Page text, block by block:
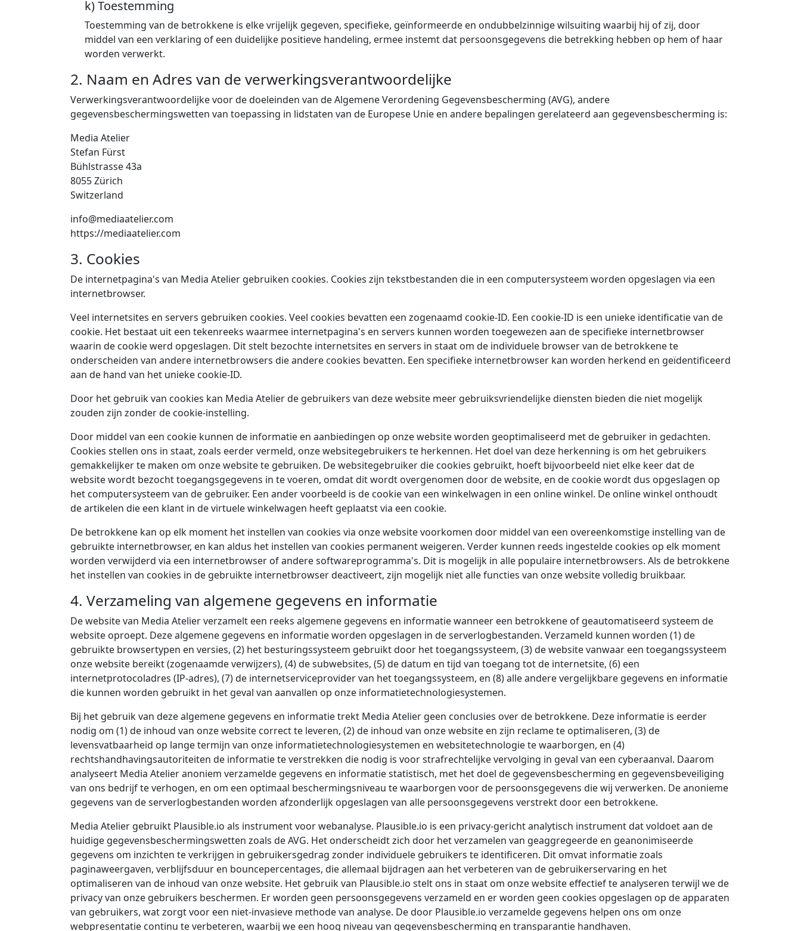
k) Toestemming
Toestemming van de betrokkene is elke vrijelijk gegeven, specifieke, geïnformeerde en ondubbelzinnige wilsuiting waarbij hij of zij, door
middel van een verklaring of een duidelijke positieve handeling, ermee instemt dat persoonsgegevens die betrekking hebben op hem of haar
worden verwerkt.
2. Naam en Adres van de verwerkingsverantwoordelijke
Verwerkingsverantwoordelijke voor de doeleinden van de Algemene Verordening Gegevensbescherming (AVG), andere
gegevensbeschermingswetten van toepassing in lidstaten van de Europese Unie en andere bepalingen gerelateerd aan gegevensbescherming is:
Media Atelier
Stefan Fürst
Bühlstrasse 43a
8055 Zürich
Switzerland
info@mediaatelier.com
https://mediaatelier.com
3. Cookies
De internetpagina's van Media Atelier gebruiken cookies. Cookies zijn tekstbestanden die in een computersysteem worden opgeslagen via een
internetbrowser.
Veel internetsites en servers gebruiken cookies. Veel cookies bevatten een zogenaamd cookie-ID. Een cookie-ID is een unieke identificatie van de
cookie. Het bestaat uit een tekenreeks waarmee internetpagina's en servers kunnen worden toegewezen aan de specifieke internetbrowser
waarin de cookie werd opgeslagen. Dit stelt bezochte internetsites en servers in staat om de individuele browser van de betrokkene te
onderscheiden van andere internetbrowsers die andere cookies bevatten. Een specifieke internetbrowser kan worden herkend en geïdentificeerd
aan de hand van het unieke cookie-ID.
Door het gebruik van cookies kan Media Atelier de gebruikers van deze website meer gebruiksvriendelijke diensten bieden die niet mogelijk
zouden zijn zonder de cookie-instelling.
Door middel van een cookie kunnen de informatie en aanbiedingen op onze website worden geoptimaliseerd met de gebruiker in gedachten.
Cookies stellen ons in staat, zoals eerder vermeld, onze websitegebruikers te herkennen. Het doel van deze herkenning is om het gebruikers
gemakkelijker te maken om onze website te gebruiken. De websitegebruiker die cookies gebruikt, hoeft bijvoorbeeld niet elke keer dat de
website wordt bezocht toegangsgegevens in te voeren, omdat dit wordt overgenomen door de website, en de cookie wordt dus opgeslagen op
het computersysteem van de gebruiker. Een ander voorbeeld is de cookie van een winkelwagen in een online winkel. De online winkel onthoudt
de artikelen die een klant in de virtuele winkelwagen heeft geplaatst via een cookie.
De betrokkene kan op elk moment het instellen van cookies via onze website voorkomen door middel van een overeenkomstige instelling van de
gebruikte internetbrowser, en kan aldus het instellen van cookies permanent weigeren. Verder kunnen reeds ingestelde cookies op elk moment
worden verwijderd via een internetbrowser of andere softwareprogramma's. Dit is mogelijk in alle populaire internetbrowsers. Als de betrokkene
het instellen van cookies in de gebruikte internetbrowser deactiveert, zijn mogelijk niet alle functies van onze website volledig bruikbaar.
4. Verzameling van algemene gegevens en informatie
De website van Media Atelier verzamelt een reeks algemene gegevens en informatie wanneer een betrokkene of geautomatiseerd systeem de
website oproept. Deze algemene gegevens en informatie worden opgeslagen in de serverlogbestanden. Verzameld kunnen worden (1) de
gebruikte browsertypen en versies, (2) het besturingssysteem gebruikt door het toegangssysteem, (3) de website vanwaar een toegangssysteem
onze website bereikt (zogenaamde verwijzers), (4) de subwebsites, (5) de datum en tijd van toegang tot de internetsite, (6) een
internetprotocoladres (IP-adres), (7) de internetserviceprovider van het toegangssysteem, en (8) alle andere vergelijkbare gegevens en informatie
die kunnen worden gebruikt in het geval van aanvallen op onze informatietechnologiesystemen.
Bij het gebruik van deze algemene gegevens en informatie trekt Media Atelier geen conclusies over de betrokkene. Deze informatie is eerder
nodig om (1) de inhoud van onze website correct te leveren, (2) de inhoud van onze website en zijn reclame te optimaliseren, (3) de
levensvatbaarheid op lange termijn van onze informatietechnologiesystemen en websitetechnologie te waarborgen, en (4)
rechtshandhavingsautoriteiten de informatie te verstrekken die nodig is voor strafrechtelijke vervolging in geval van een cyberaanval. Daarom
analyseert Media Atelier anoniem verzamelde gegevens en informatie statistisch, met het doel de gegevensbescherming en gegevensbeveiliging
van ons bedrijf te verhogen, en om een optimaal beschermingsniveau te waarborgen voor de persoonsgegevens die wij verwerken. De anonieme
gegevens van de serverlogbestanden worden afzonderlijk opgeslagen van alle persoonsgegevens verstrekt door een betrokkene.
Media Atelier gebruikt Plausible.io als instrument voor webanalyse. Plausible.io is een privacy-gericht analytisch instrument dat voldoet aan de
huidige gegevensbeschermingswetten zoals de AVG. Het onderscheidt zich door het verzamelen van geaggregeerde en geanonimiseerde
gegevens om inzichten te verkrijgen in gebruikersgedrag zonder individuele gebruikers te identificeren. Dit omvat informatie zoals
paginaweergaven, verblijfsduur en bouncepercentages, die allemaal bijdragen aan het verbeteren van de gebruikerservaring en het
optimaliseren van de inhoud van onze website. Het gebruik van Plausible.io stelt ons in staat om onze website effectief te analyseren terwijl we de
privacy van onze gebruikers beschermen. Er worden geen persoonsgegevens verzameld en er worden geen cookies opgeslagen op de apparaten
van gebruikers, wat zorgt voor een niet-invasieve methode van analyse. De door Plausible.io verzamelde gegevens helpen ons om onze
webpresentatie continu te verbeteren, waarbij we een hoog niveau van gegevensbescherming en transparantie handhaven.